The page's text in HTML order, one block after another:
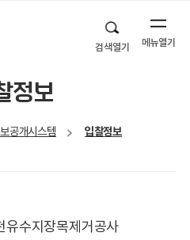
검색열기 메뉴열기
정보
공개시스템 입찰정보
유수지장목제거공사